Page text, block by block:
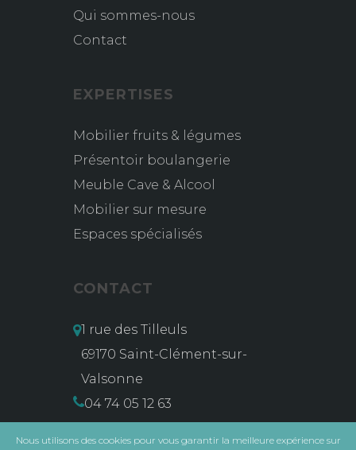
Qui sommes-nous
Contact
EXPERTISES
Mobilier fruits & légumes
Présentoir boulangerie
Meuble Cave & Alcool
Mobilier sur mesure
Espaces spécialisés
CONTACT
1 rue des Tilleuls
69170 Saint-Clément-sur-
Valsonne
04 74 05 12 63
Nous utilisons des cookies pour vous garantir la meilleure expérience sur